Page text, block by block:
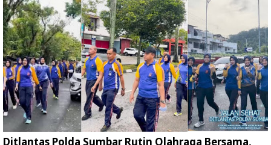
Ditlantas Polda Sumbar Rutin Olahraga Bersama,